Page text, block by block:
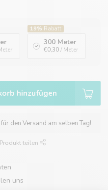
19% Rabatt
300 Meter
€0,30/ Meter
hinzufügen
den Versand am selben Tag!
teilen
uns